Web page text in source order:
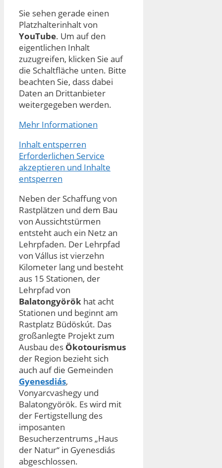
Sie sehen gerade einen
Platzhalterinhalt von
YouTube. Um auf den
eigentlichen Inhalt
zuzugreifen, klicken Sie auf
die Schaltfläche unten. Bitte
beachten Sie, dass dabei
Daten an Drittanbieter
weitergegeben werden.
Mehr Informationen
Inhalt entsperren
Erforderlichen Service
akzeptieren und Inhalte
entsperren
Neben der Schaffung von
Rastplätzen und dem Bau
von Aussichtstürmen
entsteht auch ein Netz an
Lehrpfaden. Der Lehrpfad
von Vállus ist vierzehn
Kilometer lang und besteht
aus 15 Stationen, der
Lehrpfad von
Balatongyörök hat acht
Stationen und beginnt am
Rastplatz Büdöskút. Das
großanlegte Projekt zum
Ausbau des Ökotourismus
der Region bezieht sich
auch auf die Gemeinden
Gyenesdiás,
Vonyarcvashegy und
Balatongyörök. Es wird mit
der Fertigstellung des
imposanten
Besucherzentrums „Haus
der Natur“ in Gyenesdiás
abgeschlossen.